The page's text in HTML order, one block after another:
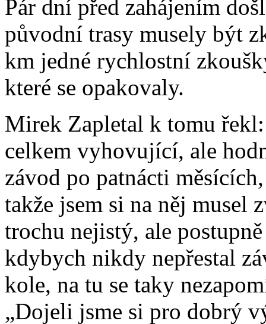
Pár dní před zahájením
původní trasy musely být
km jedné rychlostní
které se opakovaly.
Mirek Zapletal k tomu
celkem vyhovující, ale
závod po patnácti
takže jsem si na něj musel
trochu nejistý, ale
kdybych nikdy nepřestal
kole, na tu se taky
„Dojeli jsme si pro dobrý